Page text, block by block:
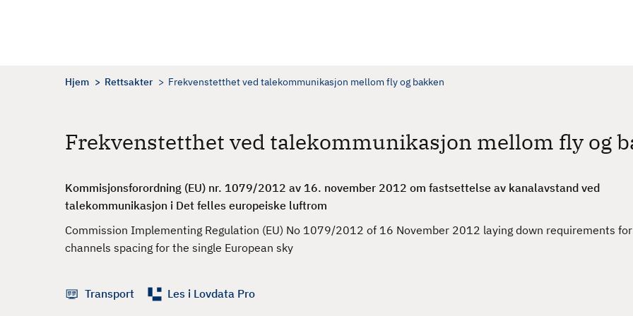
Hjem Rettsakter Frekvenstetthet ved talekommunikasjon mellom fly og bakken
Frekvenstetthet ved talekommunikasjon mellom fly og
Kommisjonsforordning (EU) nr. 1079/2012 av 16. november 2012 om fastsettelse av kanalavstand ved
talekommunikasjon i Det felles europeiske luftrom
Commission Implementing Regulation (EU) No 1079/2012 of 16 November 2012 laying down requirements
channels spacing for the single European sky
Transport Les i Lovdata Pro